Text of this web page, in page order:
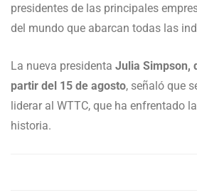
presidentes de las principales
del mundo que abarcan todas las
La nueva presidenta Julia Simpson,
partir del 15 de agosto, señaló que
liderar al WTTC, que ha enfrentado
historia.